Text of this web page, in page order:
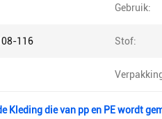
Gebruik:
116 Stof:
Kleding die van pp en PE wordt